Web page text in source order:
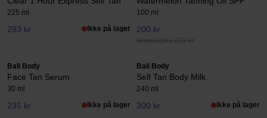
225 ml
293 kr Ikke på lager
100 ml
200 kr
Normalpris 222 kr
Bali Body
Face Tan Serum
30 ml
235 kr Ikke på lager
Bali Body
Self Tan Body Milk
240 ml
300 kr Ikke på lager